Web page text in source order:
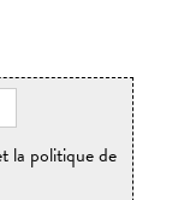
la politique de